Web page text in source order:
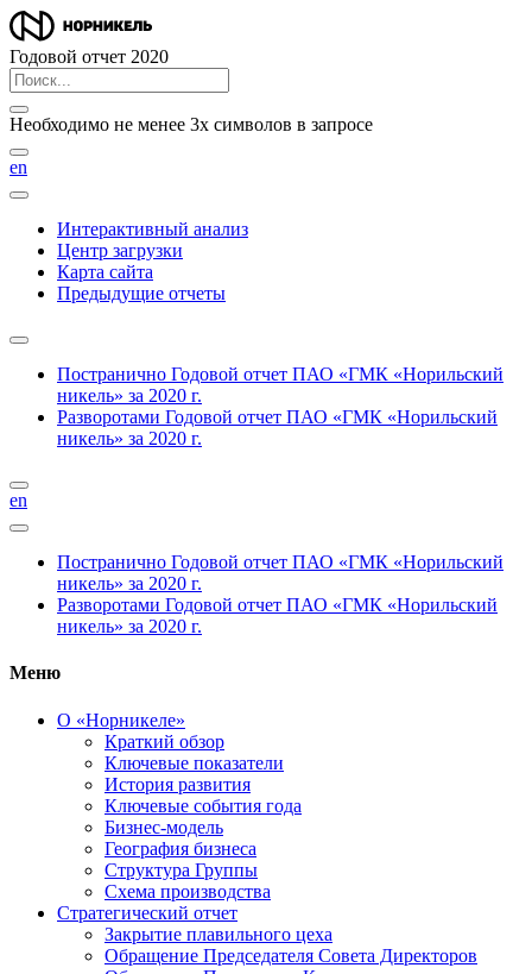
Годовой отчет 2020
Необходимо не менее 3х символов в запросе
en
Интерактивный анализ
Центр загрузки
Карта сайта
Предыдущие отчеты
Постранично Годовой отчет ПАО «ГМК «Норильский
никель» за 2020 г.
Разворотами Годовой отчет ПАО «ГМК «Норильский
никель» за 2020 г.
en
Постранично Годовой отчет ПАО «ГМК «Норильский
никель» за 2020 г.
Разворотами Годовой отчет ПАО «ГМК «Норильский
никель» за 2020 г.
Меню
О «Норникеле»
Краткий обзор
Ключевые показатели
История развития
Ключевые события года
Бизнес-модель
География бизнеса
Структура Группы
Схема производства
Стратегический отчет
Закрытие плавильного цеха
Обращение Председателя Совета Директоров